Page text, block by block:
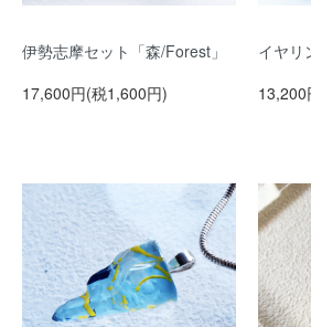
伊勢志摩セット「森/Forest」
17,600円(税1,600円)
イヤリ